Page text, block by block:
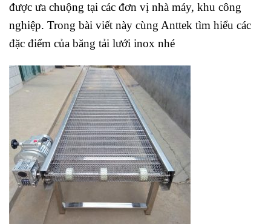
được ưa chuộng tại các đơn vị nhà máy, khu công
nghiệp. Trong bài viết này cùng Anttek tìm hiểu các
đặc điểm của băng tải lưới inox nhé